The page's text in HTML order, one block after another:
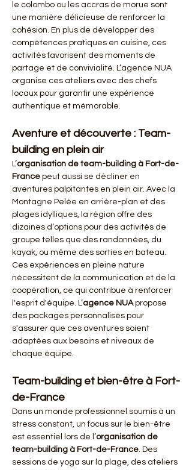
le colombo ou les accras de morue sont
une manière délicieuse de renforcer la
cohésion. En plus de développer des
compétences pratiques en cuisine, ces
activités favorisent des moments de
partage et de convivialité. L’agence NUA
organise ces ateliers avec des chefs
locaux pour garantir une expérience
authentique et mémorable.
Aventure et découverte : Team-
building en plein air
L’organisation de team-building à Fort-de-
France peut aussi se décliner en
aventures palpitantes en plein air. Avec la
Montagne Pelée en arrière-plan et des
plages idylliques, la région offre des
dizaines d’options pour des activités de
groupe telles que des randonnées, du
kayak, ou même des sorties en bateau.
Ces expériences en pleine nature
nécessitent de la communication et de la
coopération, ce qui contribue à renforcer
l'esprit d'équipe. L’agence NUA propose
des packages personnalisés pour
s'assurer que ces aventures soient
adaptées aux besoins et niveaux de
chaque équipe.
Team-building et bien-être à Fort-
de-France
Dans un monde professionnel soumis à un
stress constant, un focus sur le bien-être
est essentiel lors de l’organisation de
team-building à Fort-de-France. Des
sessions de yoga sur la plage, des ateliers